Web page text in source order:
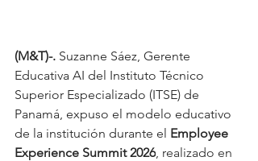
(M&T)-. Suzanne Sáez, Gerente
Educativa AI del Instituto Técnico
Superior Especializado (ITSE) de
Panamá, expuso el modelo educativo
de la institución durante el Employee
Experience Summit 2026 , realizado en